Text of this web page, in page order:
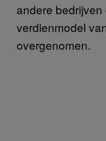
andere
verdienmodel
overgenomen.